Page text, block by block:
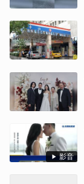
影音